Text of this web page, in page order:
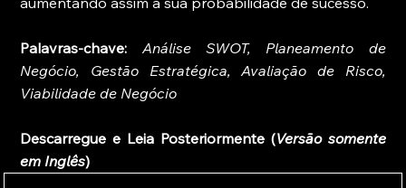
Palavras-chave: Análise SWOT, Planeamento de
Negócio, Gestão Estratégica, Avaliação de Risco,
Viabilidade de Negócio
Descarregue e Leia Posteriormente (Versão somente
em Inglês)